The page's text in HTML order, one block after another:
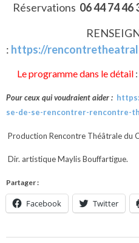
Réservations 06 44 74 46
: https://
Le programme dans le détail:
Pour ceux qui voudraient aider :
se-de-se-rencontrer-rencontre-
Production Rencontre Théâtrale du
Dir. artistiqueMaylis Bouffartigue.
Partager :
Facebook Twitter